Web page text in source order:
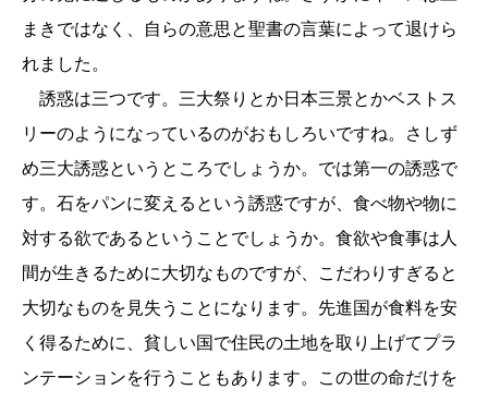
まきではなく、自らの意思と聖書の言葉によって退けら
れました。
誘惑は三つです。三大祭りとか日本三景とかベストス
リーのようになっているのがおもしろいですね。さしず
め三大誘惑というところでしょうか。では第一の誘惑で
す。石をパンに変えるという誘惑ですが、食べ物や物に
対する欲であるということでしょうか。食欲や食事は人
間が生きるために大切なものですが、こだわりすぎると
大切なものを見失うことになります。先進国が食料を安
く得るために、貧しい国で住民の土地を取り上げてプラ
ンテーションを行うこともあります。この世の命だけを